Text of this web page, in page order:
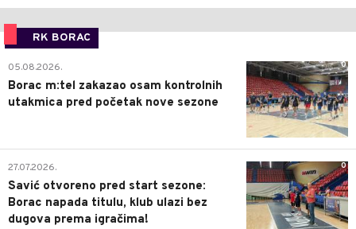
RK BORAC
0
05.08.2026.
Borac m:tel zakazao osam kontrolnih
utakmica pred početak nove sezone
0
27.07.2026.
Savić otvoreno pred start sezone:
Borac napada titulu, klub ulazi bez
dugova prema igračima!